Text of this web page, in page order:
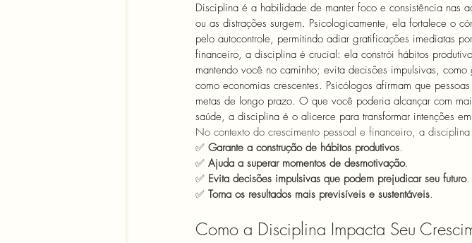
Disciplina é a habilidade de manter foco e consistência nas
ou as distrações surgem. Psicologicamente, ela fortalece o
pelo autocontrole, permitindo adiar gratificações imediatas
financeiro, a disciplina é crucial: ela constrói hábitos
mantendo você no caminho; evita decisões impulsivas,
como economias crescentes. Psicólogos afirmam que
metas de longo prazo. O que você poderia alcançar com
saúde, a disciplina é o alicerce para transformar intenções em
No contexto do crescimento pessoal e financeiro, a
✅ Garante a construção de hábitos produtivos.
✅ Ajuda a superar momentos de desmotivação.
✅ Evita decisões impulsivas que podem prejudicar seu futuro.
✅ Torna os resultados mais previsíveis e sustentáveis.
Como a Disciplina Impacta Seu